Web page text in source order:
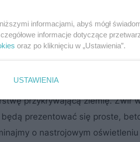
odmiany ‘Brabant’,
trawnik oraz rośliny sadzone
przykrywającą ziemię. Żwir
prezentować się proste,
o nastrojowym
informacjami, abyś mógł
informacje dotyczące
oraz po kliknięciu w „Ustawienia”.
USTAWIENIA